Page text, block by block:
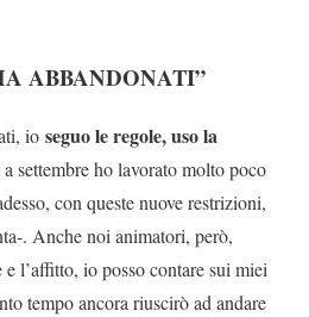
ABBANDONATI”
io seguo le regole, uso la
settembre ho lavorato molto poco
con queste nuove restrizioni,
. Anche noi animatori, però,
l’affitto, io posso contare sui miei
tempo ancora riuscirò ad andare